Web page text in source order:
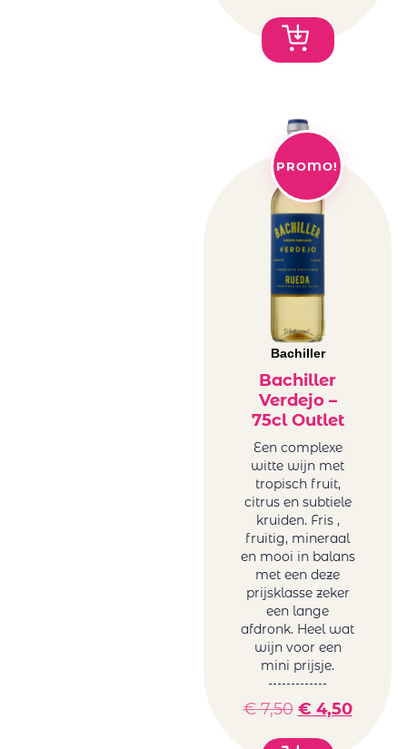
PROMO!
Bachiller
Bachiller
Verdejo –
75cl Outlet
Een complexe
witte wijn met
tropisch fruit,
citrus en subtiele
kruiden. Fris ,
fruitig, mineraal
en mooi in balans
met een deze
prijsklasse zeker
een lange
afdronk. Heel wat
wijn voor een
mini prijsje.
€7,50 € 4,50